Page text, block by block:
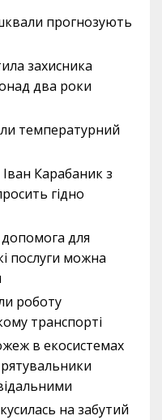
прогнозують
захисника
два роки
температурний
Карабаник з
гідно
для
послуги можна
роботу
транспорті
в екосистемах
на забутий